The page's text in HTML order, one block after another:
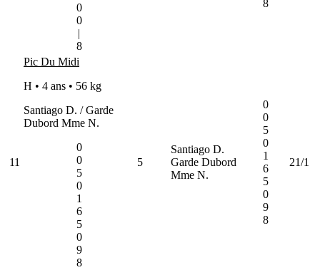
0
0
|
8
8
11
Pic Du Midi
H • 4 ans • 56 kg
Santiago D. / Garde
Dubord Mme N.
0
0
5
0
1
6
5
0
9
8
5
Santiago D.
Garde Dubord
Mme N.
0
0
5
0
1
6
5
0
9
8
21/1